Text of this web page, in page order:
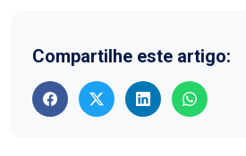
Compartilhe este artigo: